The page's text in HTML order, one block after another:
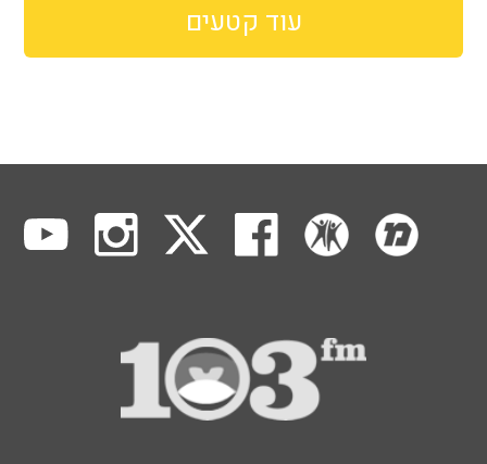
עוד קטעים